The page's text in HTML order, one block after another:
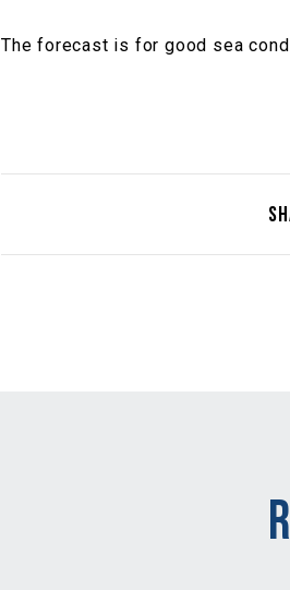
The forecast is for good sea